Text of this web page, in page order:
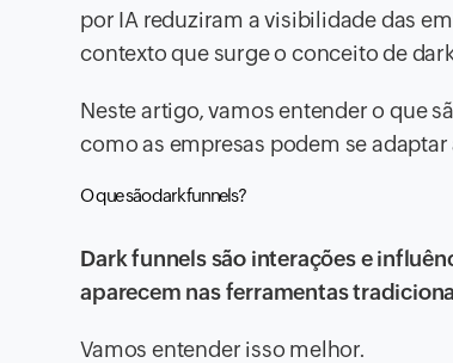
por IA reduziram a visibilidade das
contexto que surge o conceito de
Neste artigo, vamos entender o que
como as empresas podem se
O que são dark funnels?
Dark funnels são interações e
aparecem nas ferramentas
Vamos entender isso melhor.